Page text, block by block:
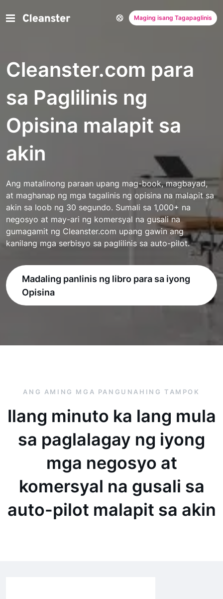
Maging isang Tagapaglinis
Cleanster.com para
sa Paglilinis ng
Opisina malapit sa
akin
Ang matalinong paraan upang mag-book, magbayad,
at maghanap ng mga tagalinis ng opisina na malapit sa
akin sa loob ng 30 segundo. Sumali sa 1,000+ na
negosyo at may-ari ng komersyal na gusali na
gumagamit ng Cleanster.com upang gawin ang
kanilang mga serbisyo sa paglilinis sa auto-pilot.
Madaling panlinis ng libro para sa iyong
Opisina
ANG AMING MGA PANGUNAHING TAMPOK
Ilang minuto ka lang mula
sa paglalagay ng iyong
mga negosyo at
komersyal na gusali sa
auto-pilot malapit sa akin